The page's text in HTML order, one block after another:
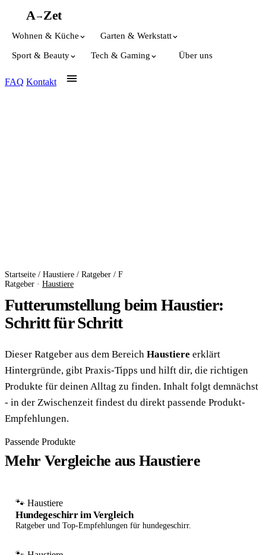
A→Zet
Wohnen & Küche Garten & Werkstatt
Sport & Beauty Tech & Gaming Über uns
FAQ Kontakt
Startseite / Haustiere / Ratgeber / F
Ratgeber · Haustiere
Futterumstellung beim Haustier:
Schritt für Schritt
Dieser Ratgeber aus dem Bereich Haustiere erklärt
Hintergründe, gibt Praxis-Tipps und hilft dir, die richtigen
Produkte für deinen Alltag zu finden. Inhalt folgt demnächst
- in der Zwischenzeit findest du direkt passende Produkt-
Empfehlungen.
Passende Produkte
Mehr Vergleiche aus Haustiere
🐾 Haustiere
Hundegeschirr im Vergleich
Ratgeber und Top-Empfehlungen für hundegeschirr.